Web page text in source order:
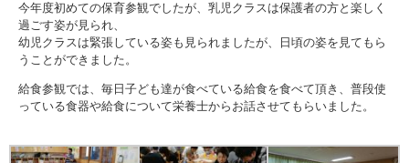
今年度初めての保育参観でしたが、乳児クラスは保護者の方と楽しく
過ごす姿が見られ、
幼児クラスは緊張している姿も見られましたが、日頃の姿を見てもら
うことができました。
給食参観では、毎日子ども達が食べている給食を食べて頂き、普段使
っている食器や給食について栄養士からお話させてもらいました。
よくあるご質問
プライバシーポリシー
ケイアイクラブ